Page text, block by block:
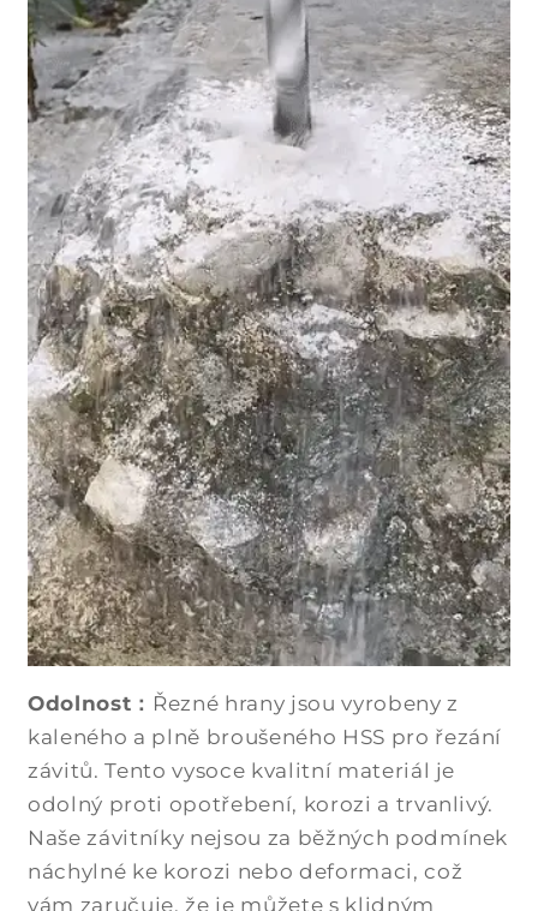
Odolnost： Řezné hrany jsou vyrobeny z
kaleného a plně broušeného HSS pro řezání
závitů. Tento vysoce kvalitní materiál je
odolný proti opotřebení, korozi a trvanlivý.
Naše závitníky nejsou za běžných podmínek
náchylné ke korozi nebo deformaci, což
vám zaručuje, že je můžete s klidným